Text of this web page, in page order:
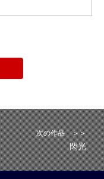
次の作品 ＞＞
閃光